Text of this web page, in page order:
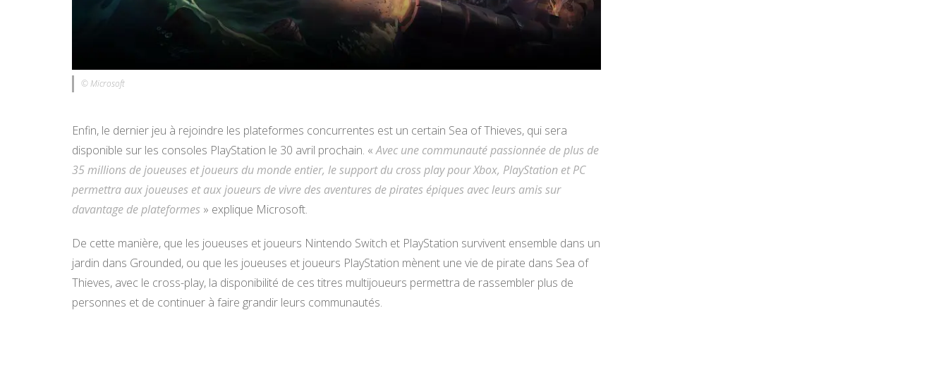
© Microsoft
Enfin, le dernier jeu à rejoindre les plateformes concurrentes est un certain Sea of Thieves, qui sera
disponible sur les consoles PlayStation le 30 avril prochain. «Avec une communauté passionnée de plus de
35 millions de joueuses et joueurs du monde entier, le support du cross play pour Xbox, PlayStation et PC
permettra aux joueuses et aux joueurs de vivre des aventures de pirates épiques avec leurs amis sur
davantage de plateformes » explique Microsoft.
De cette manière, que les joueuses et joueurs Nintendo Switch et PlayStation survivent ensemble dans un
jardin dans Grounded, ou que les joueuses et joueurs PlayStation mènent une vie de pirate dans Sea of
Thieves, avec le cross-play, la disponibilité de ces titres multijoueurs permettra de rassembler plus de
personnes et de continuer à faire grandir leurs communautés.